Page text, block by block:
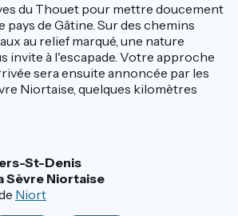
du Thouet pour mettre doucement
pays de Gâtine. Sur des chemins
au relief marqué, une nature
invite à l'escapade. Votre approche
sera ensuite annoncée par les
Niortaise, quelques kilomètres
St-Denis
Sèvre Niortaise
Niort